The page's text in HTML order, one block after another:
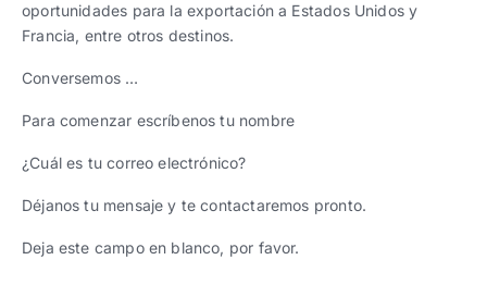
oportunidades para la exportación a Estados Unidos y
Francia, entre otros destinos.
Conversemos …
Para comenzar escríbenos tu nombre
¿Cuál es tu correo electrónico?
Déjanos tu mensaje y te contactaremos pronto.
Deja este campo en blanco, por favor.